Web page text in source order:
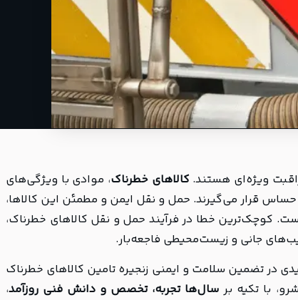
ویژه‌ای هستند. کالاهای خطرناک، موادی با ویژگی‌های
قرار می‌گیرند. حمل و نقل ایمن و مطمئن این کالاها،
است. کوچک‌ترین خطا در فرآیند حمل و نقل کالاهای خطرناک،
جانی و زیست‌محیطی فاجعه‌بار.
در تضمین سلامت و ایمنی زنجیره تامین کالاهای خطرناک
با تکیه بر سال‌ها تجربه، تخصص و دانش فنی روزآمد،